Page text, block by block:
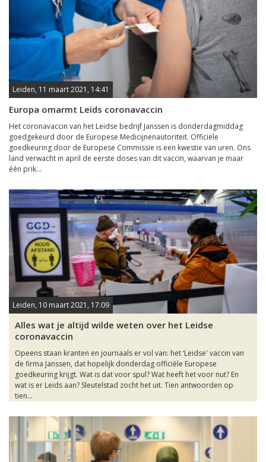
Leiden, 11 maart 2021, 14:41
Europa omarmt Leids coronavaccin
Het coronavaccin van het Leidse bedrijf Janssen is donderdagmiddag
goedgekeurd door de Europese Medicijnenautoriteit. Officiële
goedkeuring door de Europese Commissie is een kwestie van uren. Ons
land verwacht in april de eerste doses van dit vaccin, waarvan je maar
één prik...
Leiden, 10 maart 2021, 17:09
Alles wat je altijd wilde weten over het Leidse
coronavaccin
Opeens staan kranten en journaals er vol van: het ‘Leidse' vaccin van
de firma Janssen, dat hopelijk donderdag officiële Europese
goedkeuring krijgt. Wat is dat voor spul? Wat heeft het voor nut? En
wat is er Leids aan? Sleutelstad zocht het uit. Tien antwoorden op
tien...